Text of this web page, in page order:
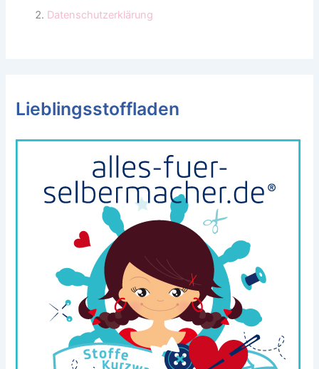
Datenschutzerklärung
Lieblingsstoffladen